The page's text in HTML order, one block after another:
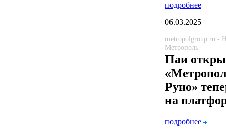
подробнее
06.03.2025
metropolgroup.ru -
Метрополь
Паи
Руно»
на
подробнее